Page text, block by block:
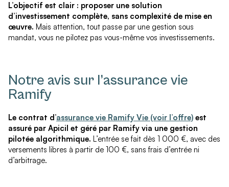
L’objectif est clair : proposer une solution
d’investissement complète, sans complexité de mise en
œuvre. Mais attention, tout passe par une gestion sous
mandat, vous ne pilotez pas vous-même vos investissements.
Notre avis sur l’assurance vie
Ramify
Le contrat d’assurance vie Ramify Vie (voir l’offre) est
assuré par Apicil et géré par Ramify via une gestion
pilotée algorithmique. L’entrée se fait dès 1 000 €, avec des
versements libres à partir de 100 €, sans frais d’entrée ni
d’arbitrage.